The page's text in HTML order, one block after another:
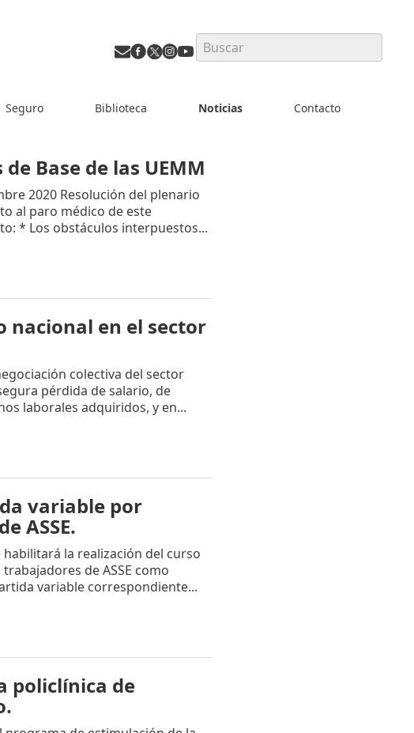
Search
Seguro Biblioteca Noticias Contacto
Base de las UEMM
2020 Resolución del plenario
al paro médico de este
* Los obstáculos interpuestos...
nacional en el sector
colectiva del sector
pérdida de salario, de
laborales adquiridos, y en...
variable por
ASSE.
la realización del curso
de ASSE como
variable correspondiente...
policlínica de